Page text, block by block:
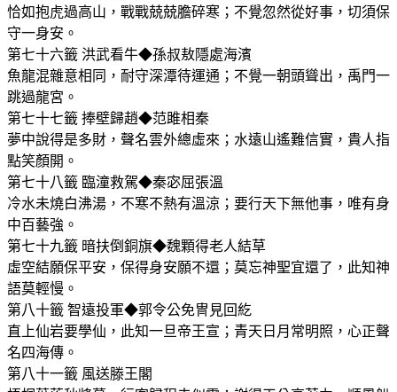
恰如抱虎過高山，戰戰兢兢膽碎寒；不覺忽然從好事，切須保
守一身安。
第七十六籤 洪武看牛◆孫叔敖隱處海濱
魚龍混雜意相同，耐守深潭待運通；不覺一朝頭聳出，禹門一
跳過龍宮。
第七十七籤 捧壁歸趙◆范雎相秦
夢中說得是多財，聲名雲外總虛來；水遠山遙難信實，貴人指
點笑顏開。
第七十八籤 臨潼救駕◆秦宓屈張溫
冷水未燒白沸湯，不寒不熱有溫涼；要行天下無他事，唯有身
中百藝強。
第七十九籤 暗扶倒銅旗◆魏顆得老人結草
虛空結願保平安，保得身安願不還；莫忘神聖宜還了，此知神
語莫輕慢。
第八十籤 智遠投軍◆郭令公免冑見回紇
直上仙岩要學仙，此知一旦帝王宣；青天日月常明照，心正聲
名四海傳。
第八十一籤 風送滕王閣